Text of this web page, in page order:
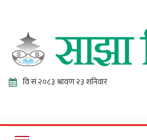
Online News Portal